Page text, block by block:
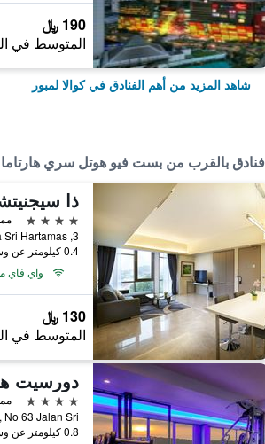
190 ﷼
المتوسط في
شاهد المزيد من أهم الفنادق في كوالا لمبور
فنادق بالقرب من بست فيو هوتل سري
4 نجوم
0.4 كيلومتر عن وسط المدينة
واي فاي
130 ﷼
المتوسط في
4 نجوم
0.8 كيلومتر عن وسط المدينة